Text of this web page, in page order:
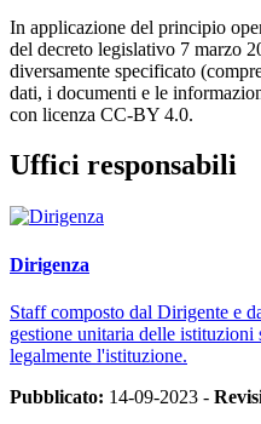
In applicazione del principio
del decreto legislativo 7 marzo
diversamente specificato
dati, i documenti e le
con licenza CC-BY 4.0.
Uffici responsabili
Dirigenza
Staff composto dal Dirigente e
gestione unitaria delle istituzioni
legalmente l'istituzione.
Pubblicato: 14-09-2023 -